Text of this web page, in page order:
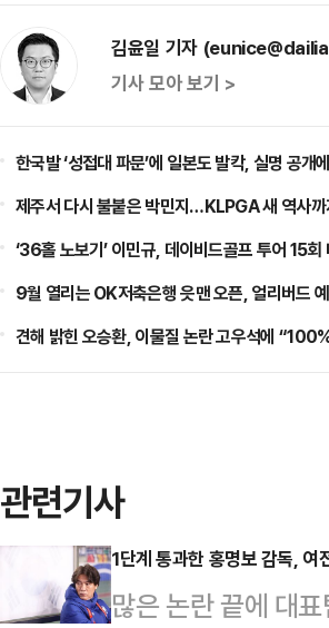
김윤일 기자
기사 모아 보기 >
한국발 ‘성접대 파문’에 일본도 발칵, 실명 공개
제주서 다시 불붙은 박민지…KLPGA 새 역사
‘36홀 노보기’ 이민규, 데이비드골프 투어 15
9월 열리는 OK저축은행 읏맨 오픈, 얼리버드
견해 밝힌 오승환, 이물질 논란 고우석에
관련기사
1단계 통과한 홍명보 감독, 여
많은 논란 끝에 대